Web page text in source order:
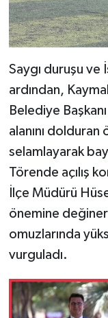
Saygı duruşu ve
ardından,
Belediye
alanını
selamlayarak
Törende açılış
İlçe Müdürü
önemine
omuzlarında
vurguladı.